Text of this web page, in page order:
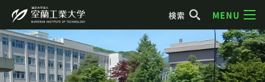
検索 MENU